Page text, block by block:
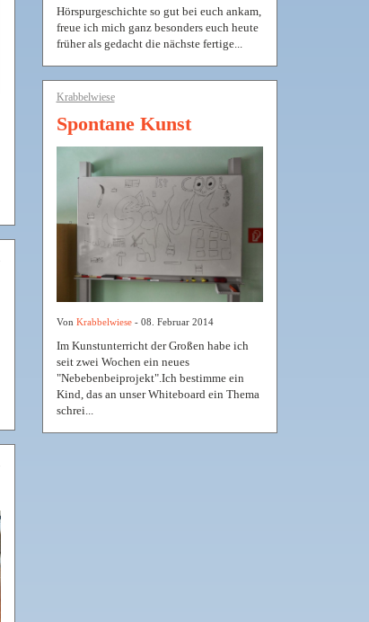
Hörspurgeschichte so gut bei euch ankam,
freue ich mich ganz besonders euch heute
früher als gedacht die nächste fertige...
Krabbelwiese
Spontane Kunst
Von Krabbelwiese- 08. Februar 2014
Im Kunstunterricht der Großen habe ich
seit zwei Wochen ein neues
"Nebebenbeiprojekt".Ich bestimme ein
Kind, das an unser Whiteboard ein Thema
schrei...